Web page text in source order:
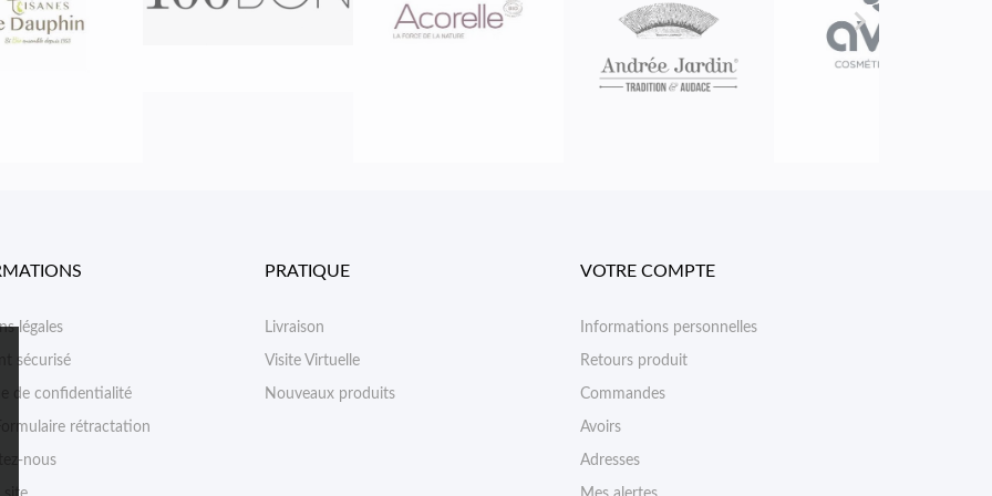

légales
sécurisé
de confidentialité
rétractation
nous
PRATIQUE
Livraison
Visite Virtuelle
Nouveaux produits
VOTRE COMPTE
Informations personnelles
Retours produit
Commandes
Avoirs
Adresses